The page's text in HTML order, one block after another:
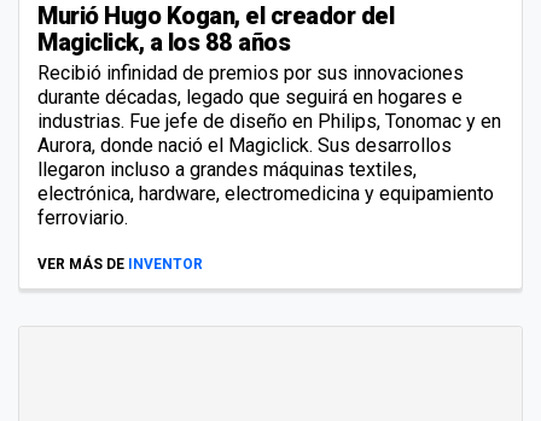
Murió Hugo Kogan, el creador del
Magiclick, a los 88 años
Recibió infinidad de premios por sus innovaciones
durante décadas, legado que seguirá en hogares e
industrias. Fue jefe de diseño en Philips, Tonomac y en
Aurora, donde nació el Magiclick. Sus desarrollos
llegaron incluso a grandes máquinas textiles,
electrónica, hardware, electromedicina y equipamiento
ferroviario.
VER MÁS DE INVENTOR